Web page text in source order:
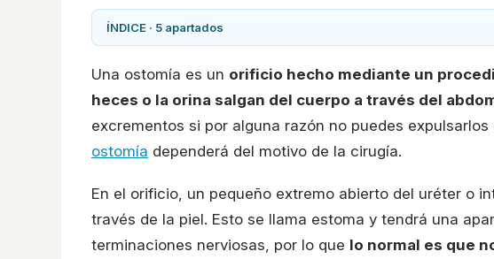
ÍNDICE · 5 apartados
Una ostomía es un orificio hecho mediante un
heces o la orina salgan del cuerpo a través del
excrementos si por alguna razón no puedes
ostomía dependerá del motivo de la cirugía.
En el orificio, un pequeño extremo abierto del uréter o
través de la piel. Esto se llama estoma y tendrá una
terminaciones nerviosas, por lo que lo normal es que